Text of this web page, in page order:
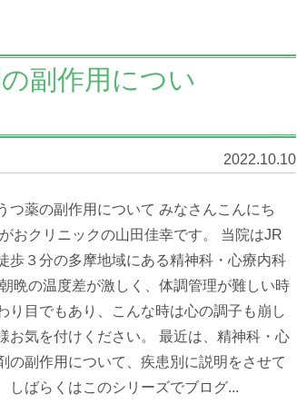
副作用につい
2022.10.10
つ薬の副作用について みなさんこんにち
おクリニックの山田佳幸です。 当院はJR
３分の多摩地域にある精神科・心療内科
晩の温度差が激しく、体調管理が難しい時
り目でもあり、こんな時は心の調子も崩し
お気を付けください。 最近は、精神科・心
の副作用について、疾患別に説明をさせて
しばらくはこのシリーズでブログ...